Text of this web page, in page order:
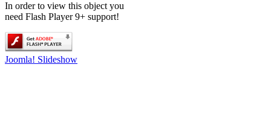
In order to view this object you
need Flash Player 9+ support!
Joomla! Slideshow